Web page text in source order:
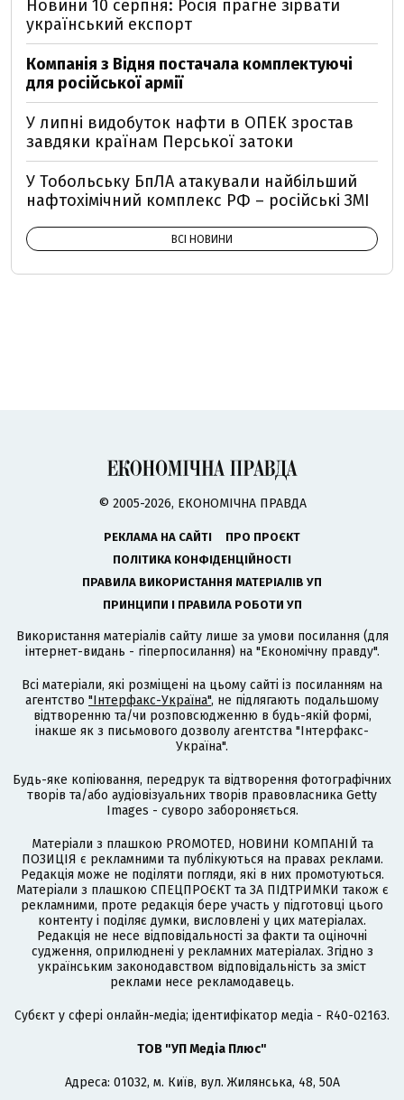
Новини 10 серпня: Росія прагне зірвати
український експорт
Компанія з Відня постачала комплектуючі
для російської армії
У липні видобуток нафти в ОПЕК зростав
завдяки країнам Перської затоки
У Тобольську БпЛА атакували найбільший
нафтохімічний комплекс РФ – російські ЗМІ
ВСІ НОВИНИ
© 2005-2026, ЕКОНОМІЧНА ПРАВДА
РЕКЛАМА НА САЙТІ
ПРО ПРОЄКТ
ПОЛІТИКА КОНФІДЕНЦІЙНОСТІ
ПРАВИЛА ВИКОРИСТАННЯ МАТЕРІАЛІВ УП
ПРИНЦИПИ І ПРАВИЛА РОБОТИ УП
Використання матеріалів сайту лише за умови посилання (для
інтернет-видань - гіперпосилання) на "Економічну правду".
Всі матеріали, які розміщені на цьому сайті із посиланням на
агентство "Інтерфакс-Україна", не підлягають подальшому
відтворенню та/чи розповсюдженню в будь-якій формі,
інакше як з письмового дозволу агентства "Інтерфакс-
Україна".
Будь-яке копіювання, передрук та відтворення фотографічних
творів та/або аудіовізуальних творів правовласника Getty
Images - суворо забороняється.
Матеріали з плашкою PROMOTED, НОВИНИ КОМПАНІЙ та
ПОЗИЦІЯ є рекламними та публікуються на правах реклами.
Редакція може не поділяти погляди, які в них промотуються.
Матеріали з плашкою СПЕЦПРОЄКТ та ЗА ПІДТРИМКИ також є
рекламними, проте редакція бере участь у підготовці цього
контенту і поділяє думки, висловлені у цих матеріалах.
Редакція не несе відповідальності за факти та оціночні
судження, оприлюднені у рекламних матеріалах. Згідно з
українським законодавством відповідальність за зміст
реклами несе рекламодавець.
Cубєкт у сфері онлайн-медіа; ідентифікатор медіа - R40-02163.
ТОВ "УП Медіа Плюс"
Адреса: 01032, м. Київ, вул. Жилянська, 48, 50А